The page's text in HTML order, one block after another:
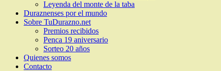
Leyenda del monte de la taba
Duraznenses por el mundo
Sobre TuDurazno.net
Premios recibidos
Penca 19 aniversario
Sorteo 20 años
Quienes somos
Contacto